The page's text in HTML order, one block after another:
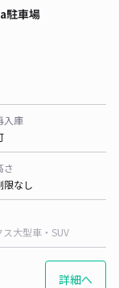
駐車場
入庫
さ
限なし
大型車・SUV
詳細へ